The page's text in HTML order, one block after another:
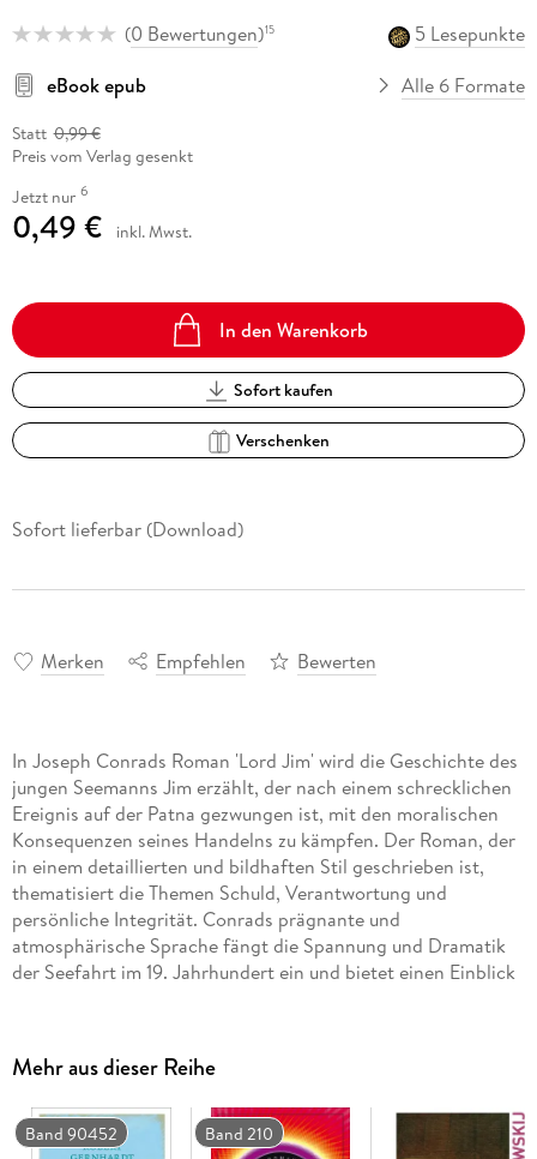
(0 Bewertungen)15
5 Lesepunkte
eBook epub
Alle 6 Formate
Statt 0,99 €
Preis vom Verlag gesenkt
Jetzt nur 6
0,49 € inkl. Mwst.
In den Warenkorb
Sofort kaufen
Verschenken
Sofort lieferbar (Download)
Merken Empfehlen Bewerten
In Joseph Conrads Roman 'Lord Jim' wird die Geschichte des
jungen Seemanns Jim erzählt, der nach einem schrecklichen
Ereignis auf der Patna gezwungen ist, mit den moralischen
Konsequenzen seines Handelns zu kämpfen. Der Roman, der
in einem detaillierten und bildhaften Stil geschrieben ist,
thematisiert die Themen Schuld, Verantwortung und
persönliche Integrität. Conrads prägnante und
atmosphärische Sprache fängt die Spannung und Dramatik
der Seefahrt im 19. Jahrhundert ein und bietet einen Einblick
fesselt.
In dieser bereicherten Ausgabe haben wir mit großer Sorgfalt
Mehr aus dieser Reihe
Band 90452 Band 210